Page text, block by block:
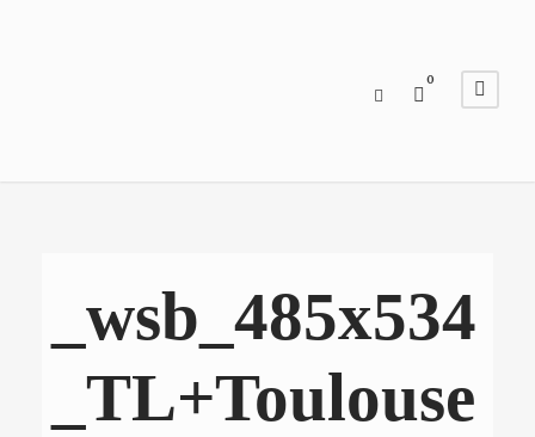
0
_wsb_485x534
_TL+Toulouse